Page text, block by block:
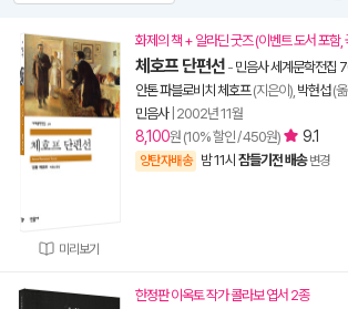
미리보기
화제의 책 + 알라딘 굿즈 (이벤트 도서 포함
체호프 단편선 - 민음사 세계문학전집
안톤 파블로비치 체호프(지은이), 박현섭(
민음사| 2002년 11월
8,100원 (10% 할인 / 450원) 9.1
양탄자배송 밤 11시 잠들기전 배송 변경
한정판 이옥토 작가 콜라보 엽서 2종